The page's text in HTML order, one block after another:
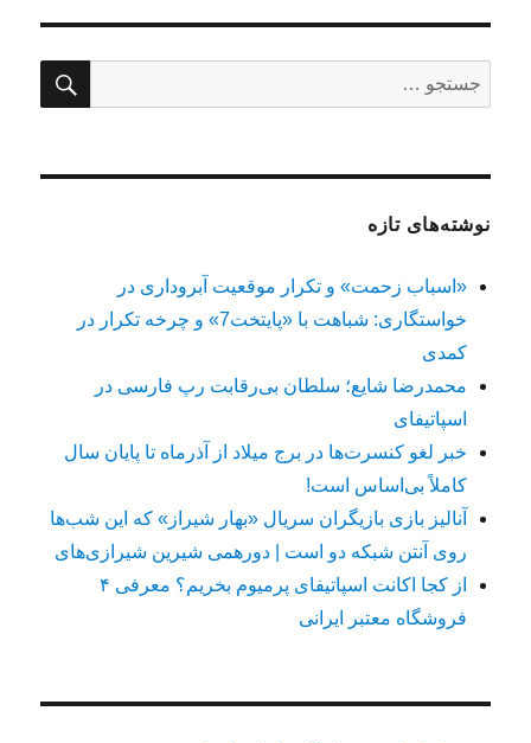
برای:
نوشته‌های تازه
«اسباب زحمت» و تکرار موقعیت آبروداری در
خواستگاری: شباهت با «پایتخت7» و چرخه تکرار در
کمدی
محمدرضا شایع؛ سلطان بی‌رقابت رپ فارسی در
اسپاتیفای
خبر لغو کنسرت‌ها در برج میلاد از آذرماه تا پایان سال
کاملاً بی‌اساس است!
آنالیز بازی بازیگران سریال «بهار شیراز» که این شب‌ها
روی آنتن شبکه دو است | دورهمی شیرین شیرازی‌های
از کجا اکانت اسپاتیفای پرمیوم بخریم؟ معرفی ۴
فروشگاه معتبر ایرانی